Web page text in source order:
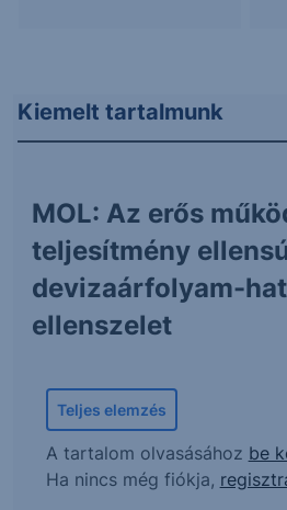
Kiemelt tartalmunk
MOL: Az erős
teljesítmény
devizaárfolyam-
ellenszelet
Teljes elemzés
A tartalom olvasásához be
Ha nincs még fiókja,